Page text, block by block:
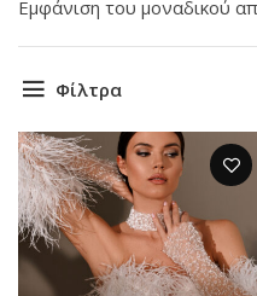
Εμφάνιση του μοναδικού
Φίλτρα